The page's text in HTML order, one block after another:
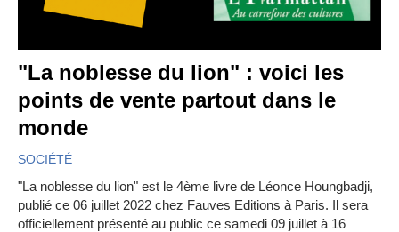
"La noblesse du lion" : voici les
points de vente partout dans le
monde
SOCIÉTÉ
"La noblesse du lion" est le 4ème livre de Léonce Houngbadji,
publié ce 06 juillet 2022 chez Fauves Editions à Paris. Il sera
officiellement présenté au public ce samedi 09 juillet à 16